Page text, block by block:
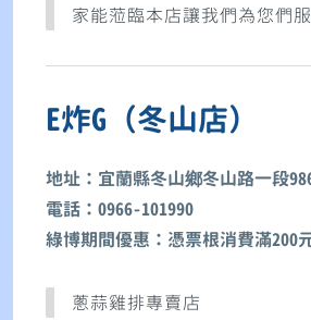
家能蒞臨本店讓我們為您們服
E炸G（冬山店）
地址：宜蘭縣冬山鄉冬山路一段
電話：0966-101990
綠博期間優惠：憑票根消費滿200
蔥蒜雞排專賣店